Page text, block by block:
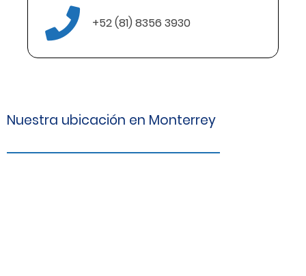
+52 (81) 8356 3930
Nuestra ubicación en Monterrey